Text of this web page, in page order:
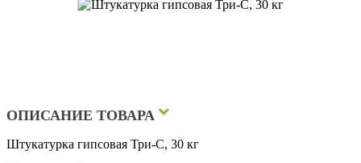
ОПИСАНИЕ ТОВАРА
Штукатурка гипсовая Три-С, 30 кг